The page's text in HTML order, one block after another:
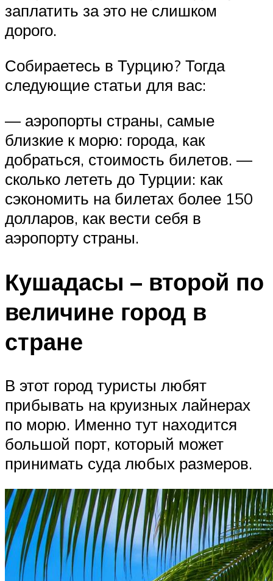
заплатить за это не слишком
дорого.
Собираетесь в Турцию? Тогда
следующие статьи для вас:
— аэропорты страны, самые
близкие к морю: города, как
добраться, стоимость билетов. —
сколько лететь до Турции: как
сэкономить на билетах более 150
долларов, как вести себя в
аэропорту страны.
Кушадасы – второй по
величине город в
стране
В этот город туристы любят
прибывать на круизных лайнерах
по морю. Именно тут находится
большой порт, который может
принимать суда любых размеров.